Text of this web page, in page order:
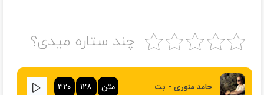
چند ستاره میدی؟
حامد منوری - بت متن ۱۲۸ ۳۲۰